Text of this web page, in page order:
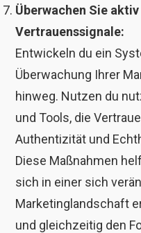
Überwachen Sie
Vertrauenssignale:
Entwickeln du ein
Überwachung Ihrer
hinweg. Nutzen du
und Tools, die
Authentizität und
Diese Maßnahmen
sich in einer sich
Marketinglandschaft
und gleichzeitig den